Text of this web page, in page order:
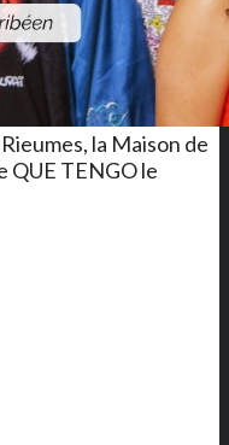
la Maison de
QUE TENGO le